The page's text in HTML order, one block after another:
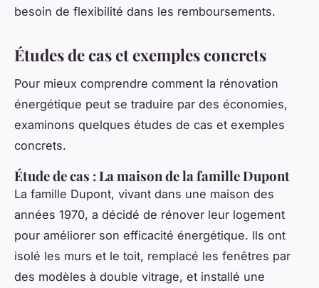
besoin de flexibilité dans les remboursements.
Études de cas et exemples concrets
Pour mieux comprendre comment la rénovation
énergétique peut se traduire par des économies,
examinons quelques études de cas et exemples
concrets.
Étude de cas : La maison de la famille Dupont
La famille Dupont, vivant dans une maison des
années 1970, a décidé de rénover leur logement
pour améliorer son efficacité énergétique. Ils ont
isolé les murs et le toit, remplacé les fenêtres par
des modèles à double vitrage, et installé une